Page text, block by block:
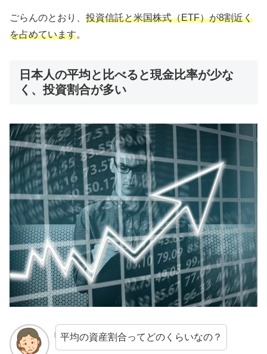
ごらんのとおり、 投資信託と米国株式（ETF）が8割近く
を占めています。
日本人の平均と比べると現金比率が少な
く、投資割合が多い
平均の資産割合ってどのくらいなの？